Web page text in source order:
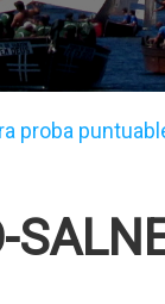
proba